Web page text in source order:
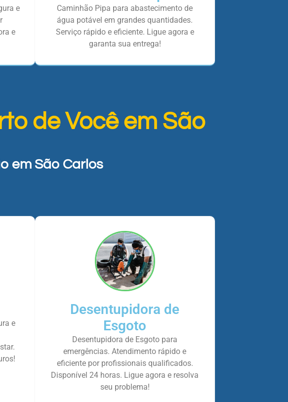
e
e
Caminhão Pipa para abastecimento de
água potável em grandes quantidades.
Serviço rápido e eficiente. Ligue agora e
garanta sua entrega!
de Você em São
em São Carlos
e
Desentupidora de
Esgoto
Desentupidora de Esgoto para
emergências. Atendimento rápido e
eficiente por profissionais qualificados.
Disponível 24 horas. Ligue agora e resolva
seu problema!